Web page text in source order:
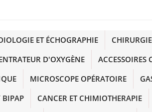
ET ÉCHOGRAPHIE
D'OXYGÈNE
ACCESSOIRES
MICROSCOPE OPÉRATOIRE
BIPAP
CANCER ET CHIMIOTHERAPIE